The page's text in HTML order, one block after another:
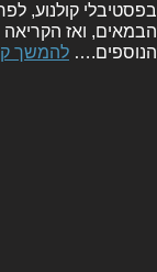
בפסטיבלי קולנוע,
הבמאים, ואז הקריאה
הנוספים.… להמשך